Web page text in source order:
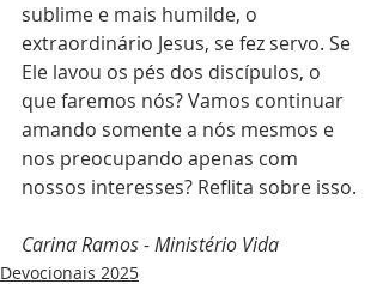
sublime e mais humilde, o
extraordinário Jesus, se fez servo. Se
Ele lavou os pés dos discípulos, o
que faremos nós? Vamos continuar
amando somente a nós mesmos e
nos preocupando apenas com
nossos interesses? Reflita sobre isso.
Carina Ramos - Ministério Vida
Devocionais 2025